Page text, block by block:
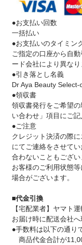
●お支払い回数
一括払い
●お支払いのタイミン
ご指定の口座から自
ード会社により異なり
●引き落とし名義
Dr Aya Beauty
●領収書
領収書発行をご希望
い合わせ」項目にご記
●ご注意
クレジット決済の際
にてご連絡をさせて
合わないこともござい
お客様のご利用状態
場合がございます。
■代金引換
【宅配業者】ヤマト
お届け時に配送会社
●手数料は以下の通り
商品代金合計が